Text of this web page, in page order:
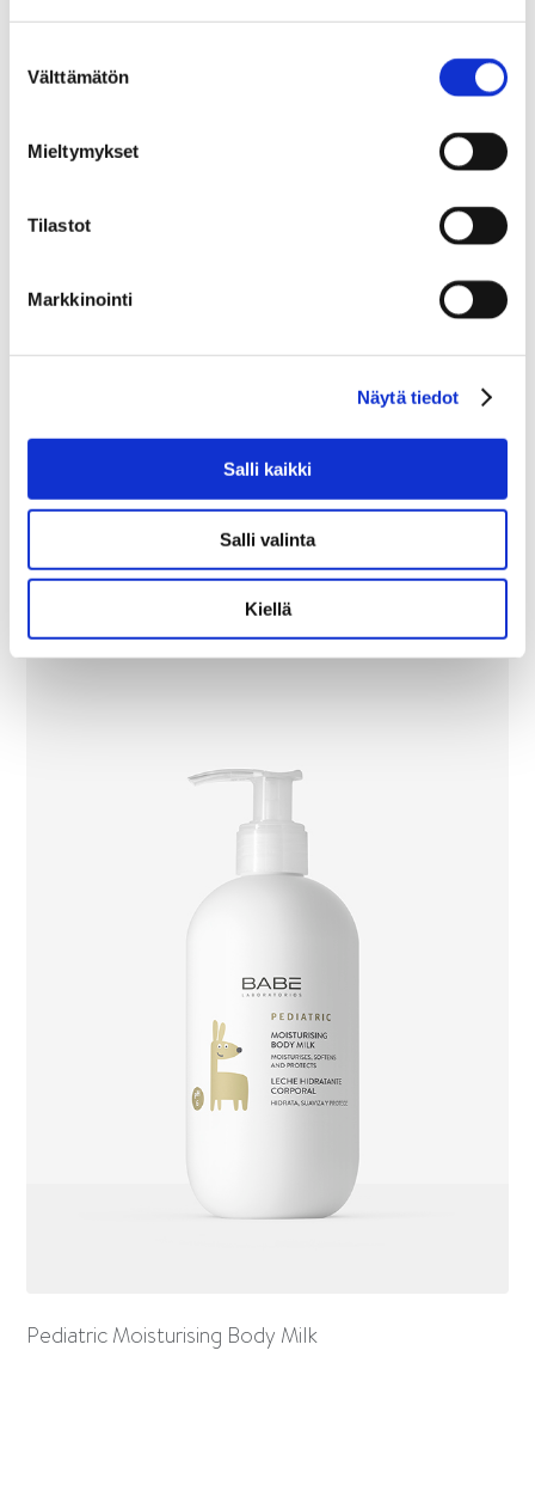
valinta
Välttämätön
Mieltymykset
Tilastot
Markkinointi
Näytä tiedot
Salli kaikki
Salli valinta
Kiellä
Extra Mild Pediatric Shampoo
Pediatric Moisturising Body Milk